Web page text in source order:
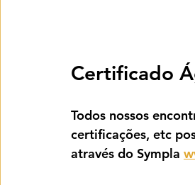
Certificado
Todos nossos
certificações, etc
através do Sympla